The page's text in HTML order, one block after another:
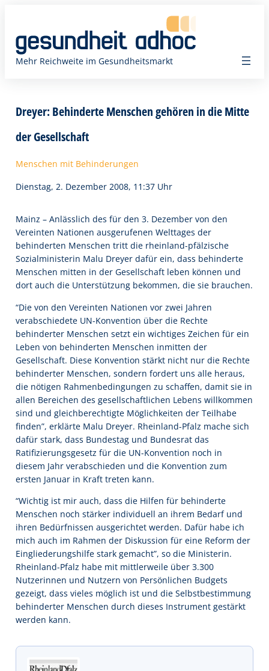
springen
Mehr Reichweite im Gesundheitsmarkt
Dreyer: Behinderte Menschen gehören in die Mitte
der Gesellschaft
Menschen mit Behinderungen
Dienstag, 2. Dezember 2008, 11:37 Uhr
Mainz – Anlässlich des für den 3. Dezember von den
Vereinten Nationen ausgerufenen Welttages der
behinderten Menschen tritt die rheinland-pfälzische
Sozialministerin Malu Dreyer dafür ein, dass behinderte
Menschen mitten in der Gesellschaft leben können und
dort auch die Unterstützung bekommen, die sie brauchen.
“Die von den Vereinten Nationen vor zwei Jahren
verabschiedete UN-Konvention über die Rechte
behinderter Menschen setzt ein wichtiges Zeichen für ein
Leben von behinderten Menschen inmitten der
Gesellschaft. Diese Konvention stärkt nicht nur die Rechte
behinderter Menschen, sondern fordert uns alle heraus,
die nötigen Rahmenbedingungen zu schaffen, damit sie in
allen Bereichen des gesellschaftlichen Lebens willkommen
sind und gleichberechtigte Möglichkeiten der Teilhabe
finden”, erklärte Malu Dreyer. Rheinland-Pfalz mache sich
dafür stark, dass Bundestag und Bundesrat das
Ratifizierungsgesetz für die UN-Konvention noch in
diesem Jahr verabschieden und die Konvention zum
ersten Januar in Kraft treten kann.
“Wichtig ist mir auch, dass die Hilfen für behinderte
Menschen noch stärker individuell an ihrem Bedarf und
ihren Bedürfnissen ausgerichtet werden. Dafür habe ich
mich auch im Rahmen der Diskussion für eine Reform der
Eingliederungshilfe stark gemacht”, so die Ministerin.
Rheinland-Pfalz habe mit mittlerweile über 3.300
Nutzerinnen und Nutzern von Persönlichen Budgets
gezeigt, dass vieles möglich ist und die Selbstbestimmung
behinderter Menschen durch dieses Instrument gestärkt
werden kann.